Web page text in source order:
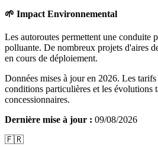
🌱 Impact Environnemental
Les autoroutes permettent une conduite
polluante. De nombreux projets d'aires
en cours de déploiement.
Données mises à jour en 2026. Les
conditions particulières et les évolutions
concessionnaires.
Dernière mise à jour : 09/08/2026
🇫🇷